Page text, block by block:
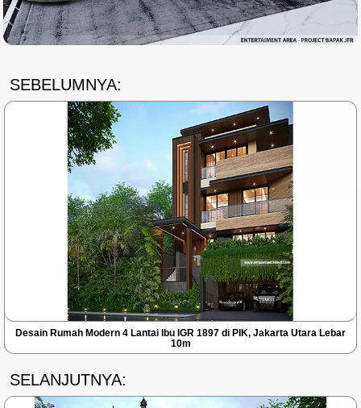
SEBELUMNYA:
Desain Rumah Modern 4 Lantai Ibu IGR 1897 di PIK, Jakarta Utara Lebar
10m
SELANJUTNYA: